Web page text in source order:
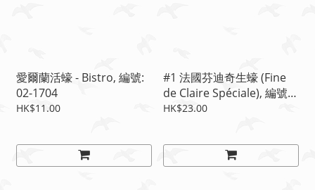
愛爾蘭活蠔 - Bistro, 編號:
02-1704
HK$11.00
#1 法國芬迪奇生蠔 (Fine
de Claire Spéciale), 編號:
02-1501
HK$23.00